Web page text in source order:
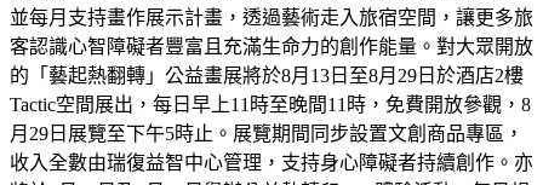
並每月支持畫作展示計畫，透過藝術走入旅宿空間，讓更多旅
客認識心智障礙者豐富且充滿生命力的創作能量。對大眾開放
的「藝起熱翻轉」公益畫展將於8月13日至8月29日於酒店2樓
Tactic空間展出，每日早上11時至晚間11時，免費開放參觀，8
月29日展覽至下午5時止。展覽期間同步設置文創商品專區，
收入全數由瑞復益智中心管理，支持身心障礙者持續創作。亦